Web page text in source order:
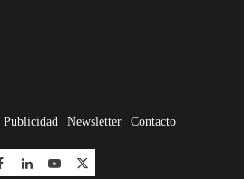
Publicidad Newsletter Contacto